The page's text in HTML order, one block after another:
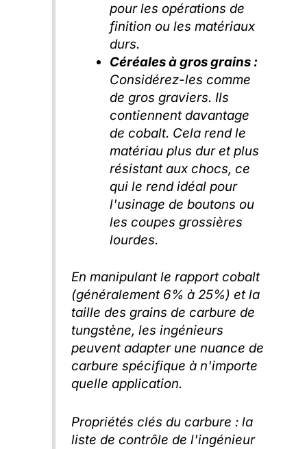
pour les opérations de
finition ou les matériaux
durs.
Céréales à gros grains :
Considérez-les comme
de gros graviers. Ils
contiennent davantage
de cobalt. Cela rend le
matériau plus dur et plus
résistant aux chocs, ce
qui le rend idéal pour
l'usinage de boutons ou
les coupes grossières
lourdes.
En manipulant le rapport cobalt
(généralement 6% à 25%) et la
taille des grains de carbure de
tungstène, les ingénieurs
peuvent adapter une nuance de
carbure spécifique à n'importe
quelle application.
Propriétés clés du carbure : la
liste de contrôle de l'ingénieur